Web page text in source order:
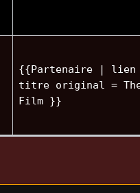
{{Partenaire |
titre original = The
Film }}